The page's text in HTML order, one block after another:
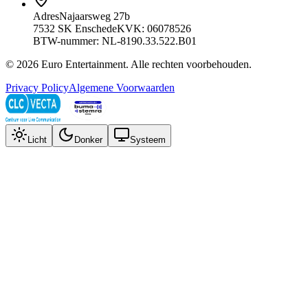
AdresNajaarsweg 27b
7532 SK EnschedeKVK: 06078526
BTW-nummer: NL-8190.33.522.B01
© 2026 Euro Entertainment. Alle rechten voorbehouden.
Privacy PolicyAlgemene Voorwaarden
Licht Donker Systeem